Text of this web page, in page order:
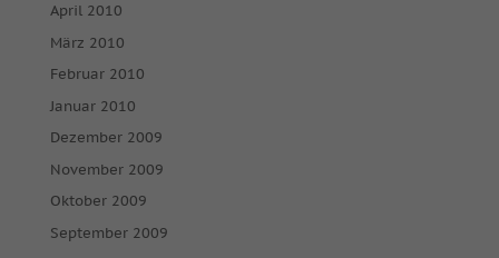
April 2010
März 2010
Februar 2010
Januar 2010
Dezember 2009
November 2009
Oktober 2009
September 2009